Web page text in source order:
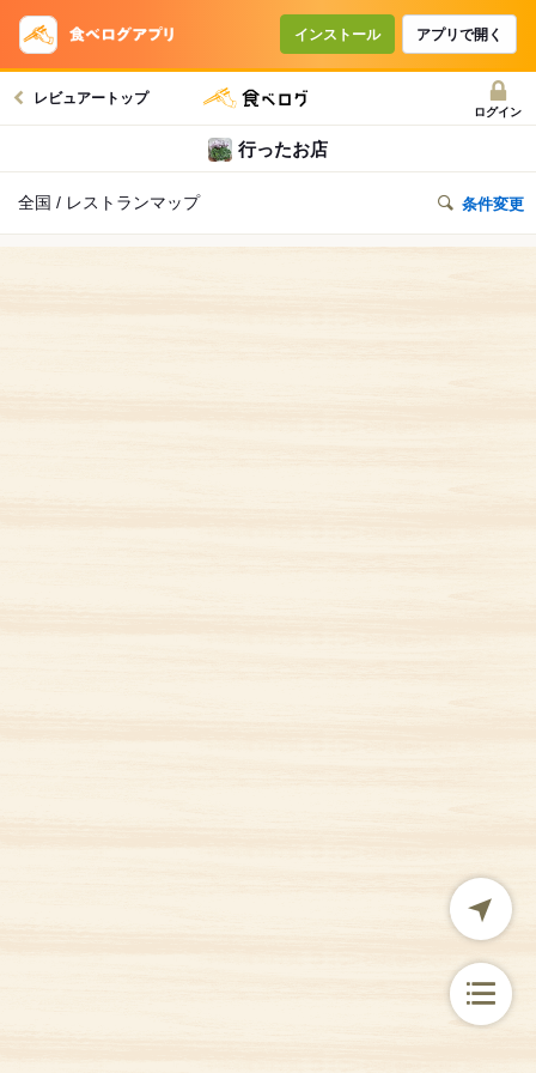
インストール アプリで開く
レビュアートップ
ログイン
行ったお店
全国 / レストランマップ 条件変更